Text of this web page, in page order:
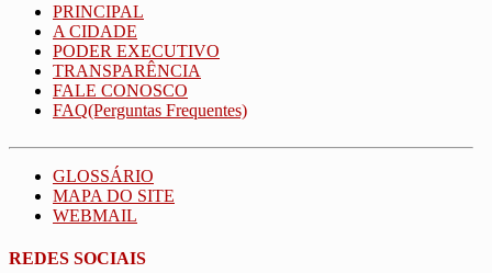
PRINCIPAL
A CIDADE
PODER EXECUTIVO
TRANSPARÊNCIA
FALE CONOSCO
FAQ(Perguntas Frequentes)
GLOSSÁRIO
MAPA DO SITE
WEBMAIL
REDES SOCIAIS